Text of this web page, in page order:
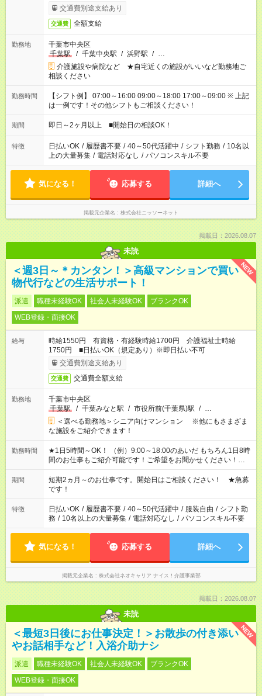
交通費別途支給あり
交通費 全額支給
勤務地
千葉市中央区
千葉駅
/ 千葉中央駅 / 浜野駅 / …
介護施設や病院など ★自宅近くの施設がいいなど勤務地ご
相談ください
勤務時間
【シフト例】 07:00～16:00 09:00～18:00 17:00～09:00 ※ 上記
は一例です！その他シフトもご相談ください！
期間 即日～2ヶ月以上 ■開始日の相談OK！
特徴 日払いOK / 履歴書不要 / 40～50代活躍中 / シフト勤務 / 10名以
上の大量募集 / 電話対応なし / パソコンスキル不要
気になる！ 応募する 詳細へ
掲載元企業名 株式会社ニッソーネット
掲載日：2026.08.07
未読
NEW
＜週3日～＊カンタン！＞高級マンションで買い
物代行などの生活サポート！
派遣 職種未経験OK 社会人未経験OK
ブランクOK
WEB登録・面接OK
給与
時給1550円 有資格・有経験時給1700円 介護福祉士時給
1750円 ■日払いOK（規定あり）※即日払い不可
交通費別途支給あり
交通費 交通費全額支給
勤務地
千葉市中央区
千葉駅
/ 千葉みなと駅 / 市役所前(千葉県)駅 / …
＜選べる勤務地＞シニア向けマンション ※他にもさまざま
な施設をご紹介できます！
勤務時間
★1日5時間～OK！ （例）9:00～18:00のあいだ もちろん1日8時
間のお仕事もご紹介可能です！ご希望をお聞かせください！★家
庭の都合でお休みが必要な場合も遠慮なくご相談ください。 ※
週最低15時間以上の勤務が必要です
期間
短期2ヵ月～のお仕事です。開始日はご相談ください！ ★急募
です！
特徴 日払いOK / 履歴書不要 / 40～50代活躍中 / 服装自由 / シフト勤
務 / 10名以上の大量募集 / 電話対応なし / パソコンスキル不要
気になる！ 応募する 詳細へ
掲載元企業名 株式会社ネオキャリア ナイス！介護事業部
掲載日：2026.08.07
未読
NEW
＜最短3日後にお仕事決定！＞お散歩の付き添い
やお話相手など！入浴介助ナシ
派遣 職種未経験OK 社会人未経験OK
ブランクOK
WEB登録・面接OK